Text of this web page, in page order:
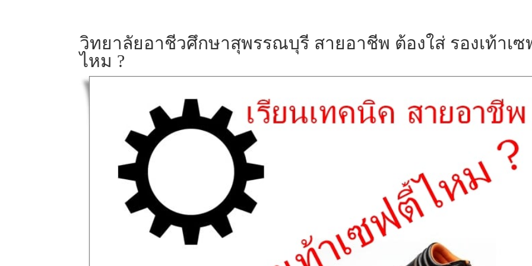
วิทยาลัยอาชีวศึกษาสุพรรณบุรี สายอาชีพ ต้องใส่ รองเท้าเซ
ไหม ?